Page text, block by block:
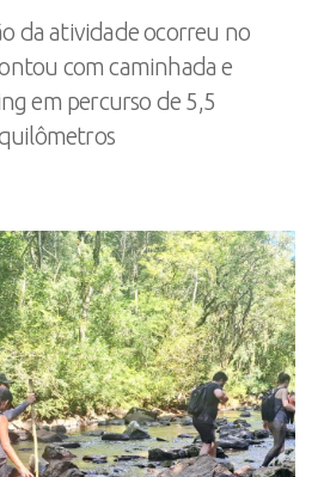
da atividade ocorreu no
com caminhada e
em percurso de 5,5